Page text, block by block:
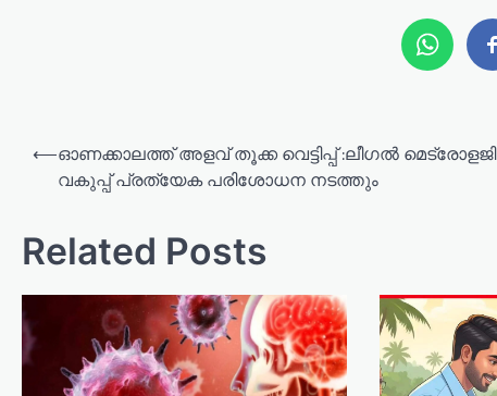
P
t
a
v
⟵ഓണക്കാലത്ത് അളവ് തൂക്ക വെട്ടിപ്പ് :ലീഗൽ മെട്രോളജി
വകുപ്പ് പ്രത്യേക പരിശോധന നടത്തും
Related Posts